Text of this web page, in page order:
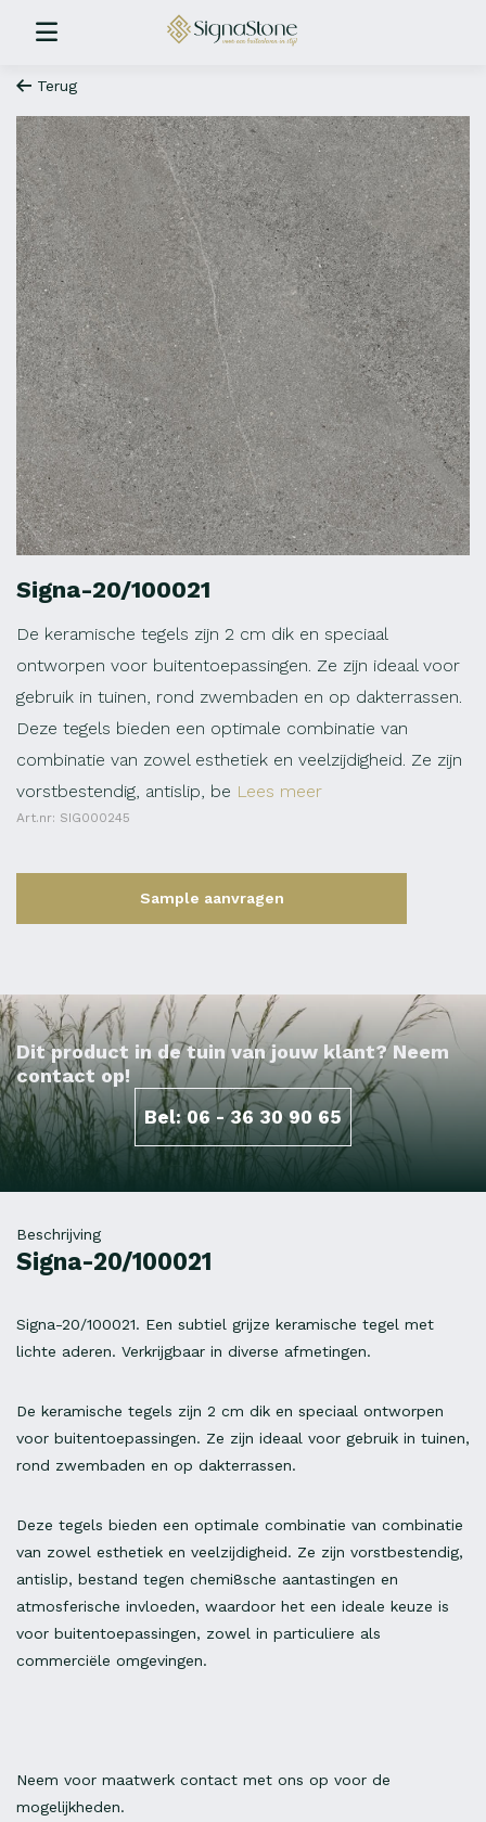
Terug
Signa-20/100021
De keramische tegels zijn 2 cm dik en speciaal
ontworpen voor buitentoepassingen. Ze zijn ideaal voor
gebruik in tuinen, rond zwembaden en op dakterrassen.
Deze tegels bieden een optimale combinatie van
combinatie van zowel esthetiek en veelzijdigheid. Ze zijn
vorstbestendig, antislip, be Lees meer
Art.nr: SIG000245
Sample aanvragen
Dit product in de tuin van jouw klant? Neem
contact op!
Bel: 06 - 36 30 90 65
Beschrijving
Signa-20/100021
Signa-20/100021. Een subtiel grijze keramische tegel met
lichte aderen. Verkrijgbaar in diverse afmetingen.
De keramische tegels zijn 2 cm dik en speciaal ontworpen
voor buitentoepassingen. Ze zijn ideaal voor gebruik in tuinen,
rond zwembaden en op dakterrassen.
Deze tegels bieden een optimale combinatie van combinatie
van zowel esthetiek en veelzijdigheid. Ze zijn vorstbestendig,
antislip, bestand tegen chemi8sche aantastingen en
atmosferische invloeden, waardoor het een ideale keuze is
voor buitentoepassingen, zowel in particuliere als
commerciële omgevingen.
Neem voor maatwerk contact met ons op voor de
mogelijkheden.